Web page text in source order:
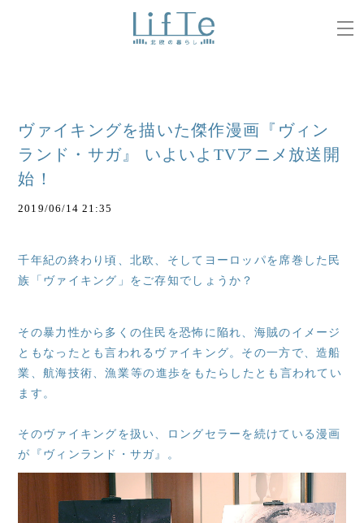
ヴァイキングを描いた傑作漫画『ヴィン
ランド・サガ』 いよいよTVアニメ放送開
始！
2019/06/14 21:35
千年紀の終わり頃、北欧、そしてヨーロッパを席巻した民
族「ヴァイキング」をご存知でしょうか？
その暴力性から多くの住民を恐怖に陥れ、海賊のイメージ
ともなったとも言われるヴァイキング。その一方で、造船
業、航海技術、漁業等の進歩をもたらしたとも言われてい
ます。
そのヴァイキングを扱い、ロングセラーを続けている漫画
が『ヴィンランド・サガ』。